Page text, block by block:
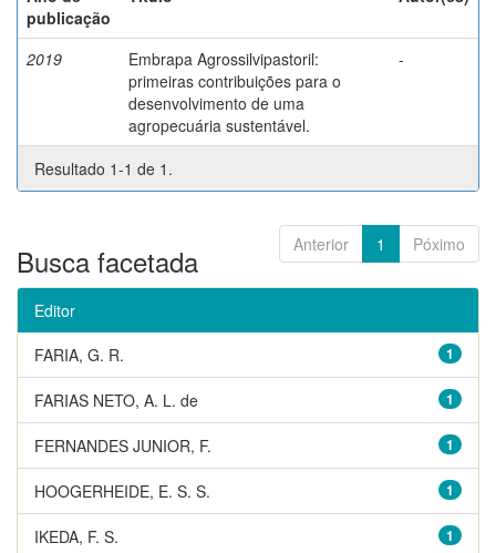
publicação
2019
Embrapa Agrossilvipastoril:
primeiras contribuições para o
desenvolvimento de uma
agropecuária sustentável.
-
Resultado 1-1 de 1.
Anterior 1 Póximo
Busca facetada
Editor
1
FARIA, G. R.
1
FARIAS NETO, A. L. de
1
FERNANDES JUNIOR, F.
1
HOOGERHEIDE, E. S. S.
1
IKEDA, F. S.